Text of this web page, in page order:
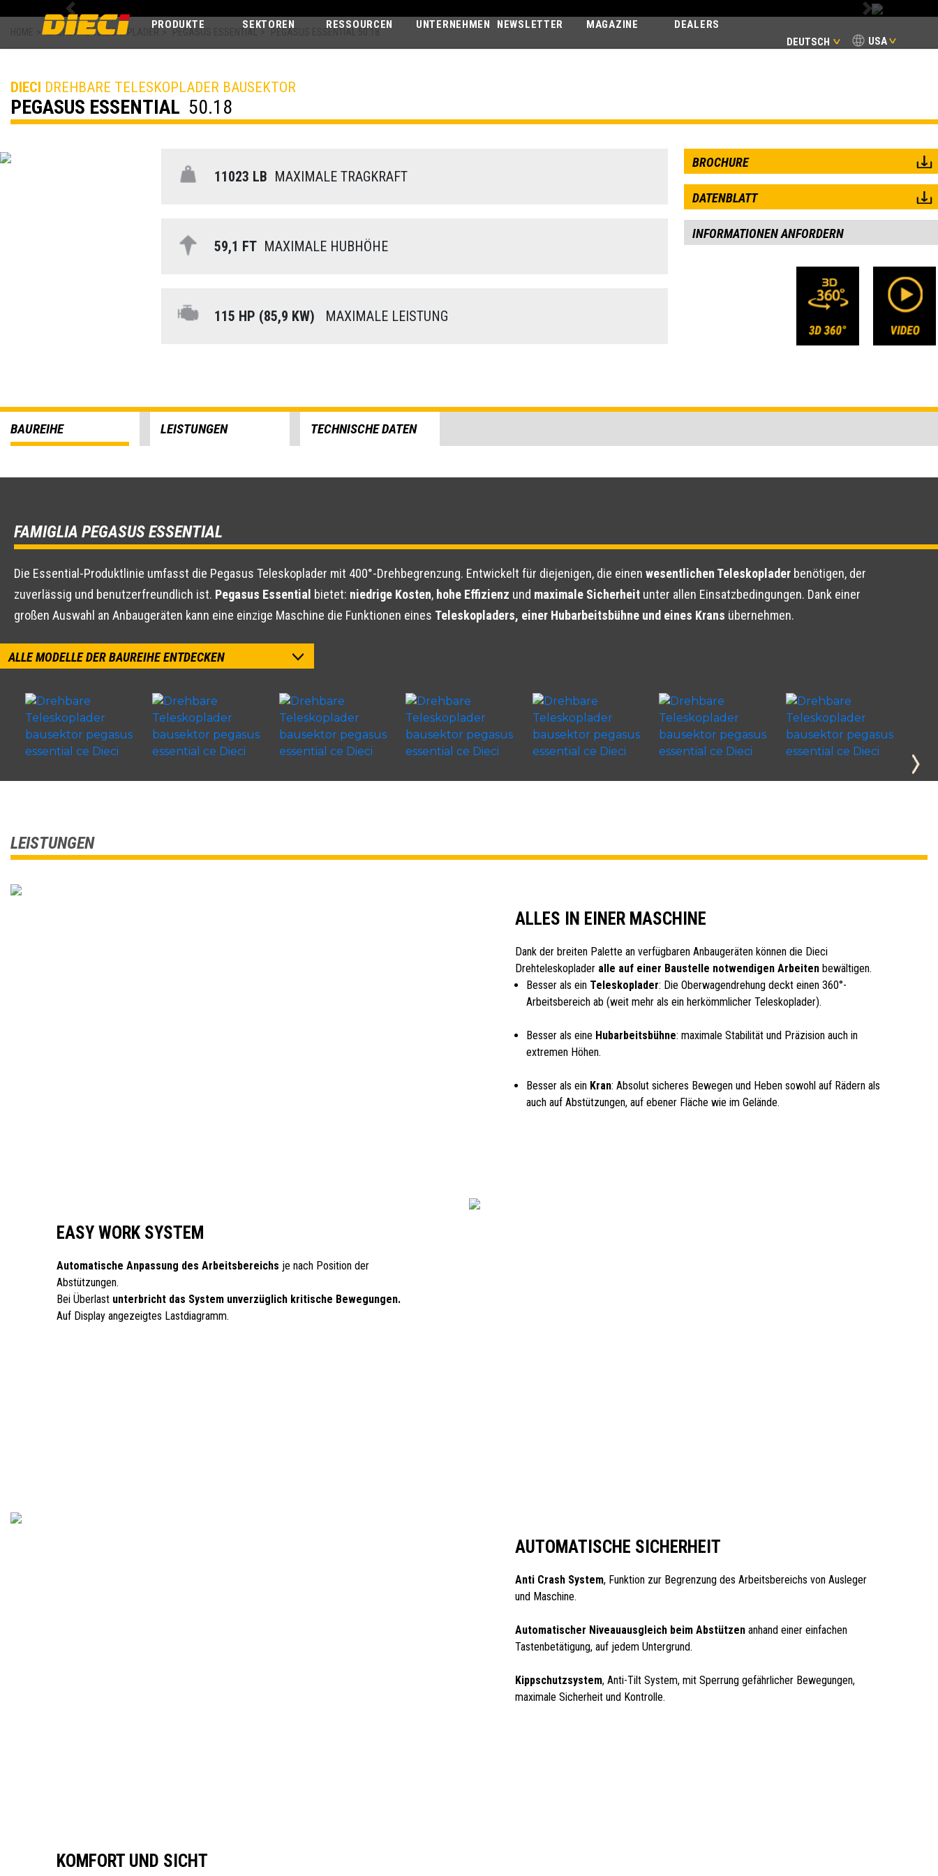
USA
DEUTSCH
NEWSLETTER MAGAZINE DEALERS
PRODUKTE SEKTOREN RESSOURCEN UNTERNEHMEN
Previous Next
PEGASUS ESSENTIAL
DREHBARE TELESKOPLADER
DIECI DREHBARE TELESKOPLADER BAUSEKTOR
PEGASUS ESSENTIAL 50.18
11023 LB MAXIMALE TRAGKRAFT
59,1 FTMAXIMALE HUBHÖHE
115 HP (85,9 KW) MAXIMALE LEISTUNG
BROCHURE
DATENBLATT
INFORMATIONEN ANFORDERN
BAUREIHE LEISTUNGEN TECHNISCHE DATEN
FAMIGLIA PEGASUS ESSENTIAL
Die Essential-Produktlinie umfasst die Pegasus Teleskoplader mit 400°-Drehbegrenzung. Entwickelt für diejenigen, die einen wesentlichen Teleskoplader benötigen, der
zuverlässig und benutzerfreundlich ist. Pegasus Essential bietet: niedrige Kosten, hohe Effizienz und maximale Sicherheit unter allen Einsatzbedingungen. Dank einer
großen Auswahl an Anbaugeräten kann eine einzige Maschine die Funktionen eines Teleskopladers, einer Hubarbeitsbühne und eines Krans übernehmen.
ALLE MODELLE DER BAUREIHE ENTDECKEN
LEISTUNGEN
ALLES IN EINER MASCHINE
Dank der breiten Palette an verfügbaren Anbaugeräten können die Dieci
Drehteleskoplader alle auf einer Baustelle notwendigen Arbeitenbewältigen.
Besser als ein Teleskoplader: Die Oberwagendrehung deckt einen 360°-
Arbeitsbereich ab (weit mehr als ein herkömmlicher Teleskoplader).
Besser als eine Hubarbeitsbühne: maximale Stabilität und Präzision auch in
extremen Höhen.
Besser als ein Kran: Absolut sicheres Bewegen und Heben sowohl auf Rädern als
auch auf Abstützungen, auf ebener Fläche wie im Gelände.
EASY WORK SYSTEM
Automatische Anpassung des Arbeitsbereichs je nach Position der
Abstützungen.
Bei Überlast unterbricht das System unverzüglich kritische Bewegungen.
Auf Display angezeigtes Lastdiagramm.
AUTOMATISCHE SICHERHEIT
Anti Crash System, Funktion zur Begrenzung des Arbeitsbereichs von Ausleger
und Maschine.
Automatischer Niveauausgleich beim Abstützenanhand einer einfachen
Tastenbetätigung, auf jedem Untergrund.
Kippschutzsystem, Anti-Tilt System, mit Sperrung gefährlicher Bewegungen,
maximale Sicherheit und Kontrolle.
KOMFORT UND SICHT